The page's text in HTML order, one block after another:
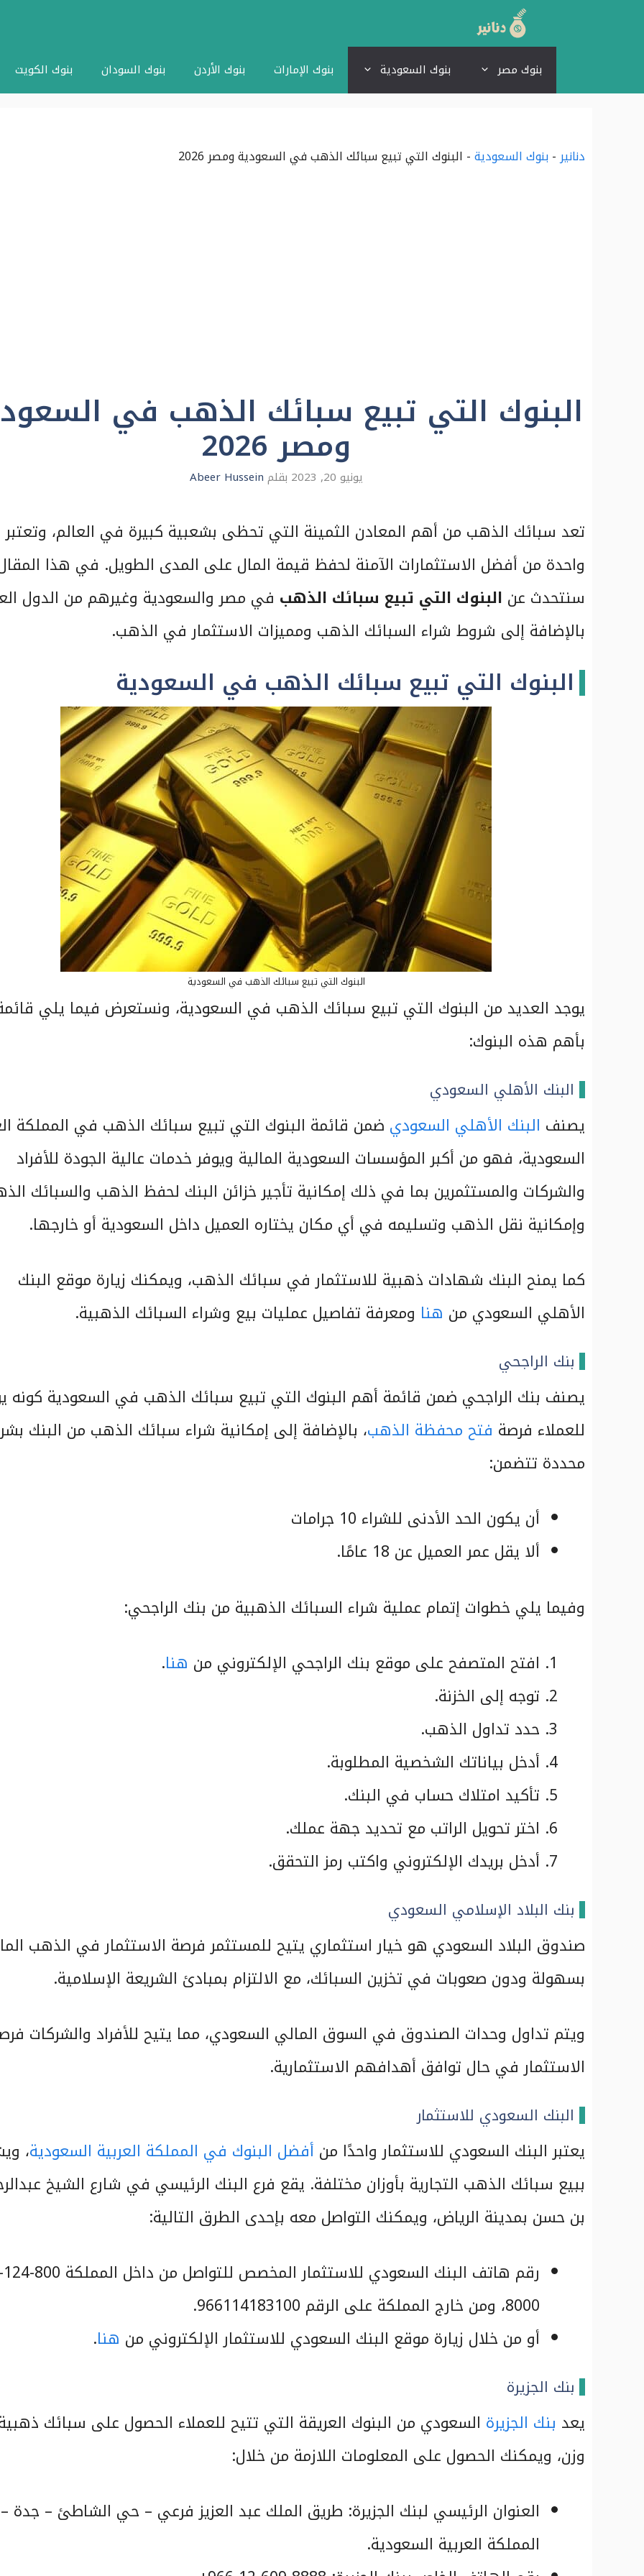
بنوك مصر بنوك السعودية بنوك الإمارات بنوك الأردن بنوك السودان بنوك الكويت
دنانير-بنوك السعودية- البنوك التي تبيع سبائك الذهب في السعودية ومصر 2026
البنوك التي تبيع سبائك الذهب في
ومصر 2026
يونيو 20, 2023 بقلم Abeer Hussein
تعد سبائك الذهب من أهم المعادن الثمينة التي تحظى بشعبية كبيرة في العالم، وتعتبر
واحدة من أفضل الاستثمارات الآمنة لحفظ قيمة المال على المدى الطويل. في هذا
سنتحدث عن البنوك التي تبيع سبائك الذهب في مصر والسعودية وغيرهم من الدول
بالإضافة إلى شروط شراء السبائك الذهب ومميزات الاستثمار في الذهب.
البنوك التي تبيع سبائك الذهب في السعودية
البنوك التي تبيع سبائك الذهب في السعودية
يوجد العديد من البنوك التي تبيع سبائك الذهب في السعودية، ونستعرض فيما يلي
بأهم هذه البنوك:
البنك الأهلي السعودي
يصنف البنك الأهلي السعودي ضمن قائمة البنوك التي تبيع سبائك الذهب في المملكة
السعودية، فهو من أكبر المؤسسات السعودية المالية ويوفر خدمات عالية الجودة للأفراد
والشركات والمستثمرين بما في ذلك إمكانية تأجير خزائن البنك لحفظ الذهب والسبائك
وإمكانية نقل الذهب وتسليمه في أي مكان يختاره العميل داخل السعودية أو خارجها.
كما يمنح البنك شهادات ذهبية للاستثمار في سبائك الذهب، ويمكنك زيارة موقع البنك
الأهلي السعودي من هنا ومعرفة تفاصيل عمليات بيع وشراء السبائك الذهبية.
بنك الراجحي
يصنف بنك الراجحي ضمن قائمة أهم البنوك التي تبيع سبائك الذهب في السعودية كونه
للعملاء فرصة فتح محفظة الذهب، بالإضافة إلى إمكانية شراء سبائك الذهب من البنك
محددة تتضمن:
أن يكون الحد الأدنى للشراء 10 جرامات
ألا يقل عمر العميل عن 18 عامًا.
وفيما يلي خطوات إتمام عملية شراء السبائك الذهبية من بنك الراجحي:
افتح المتصفح على موقع بنك الراجحي الإلكتروني من هنا.
توجه إلى الخزنة.
حدد تداول الذهب.
أدخل بياناتك الشخصية المطلوبة.
تأكيد امتلاك حساب في البنك.
اختر تحويل الراتب مع تحديد جهة عملك.
أدخل بريدك الإلكتروني واكتب رمز التحقق.
بنك البلاد الإسلامي السعودي
صندوق البلاد السعودي هو خيار استثماري يتيح للمستثمر فرصة الاستثمار في الذهب
بسهولة ودون صعوبات في تخزين السبائك، مع الالتزام بمبادئ الشريعة الإسلامية.
ويتم تداول وحدات الصندوق في السوق المالي السعودي، مما يتيح للأفراد والشركات
الاستثمار في حال توافق أهدافهم الاستثمارية.
البنك السعودي للاستثمار
يعتبر البنك السعودي للاستثمار واحدًا من أفضل البنوك في المملكة العربية السعودية،
ببيع سبائك الذهب التجارية بأوزان مختلفة. يقع فرع البنك الرئيسي في شارع الشيخ
بن حسن بمدينة الرياض، ويمكنك التواصل معه بإحدى الطرق التالية:
رقم هاتف البنك السعودي
8000، ومن خارج المملكة على الرقم 966114183100.
أو من خلال زيارة موقع البنك السعودي للاستثمار الإلكتروني من هنا.
بنك الجزيرة
يعد بنك الجزيرة السعودي من البنوك العريقة التي تتيح للعملاء الحصول على سبائك
وزن، ويمكنك الحصول على المعلومات اللازمة من خلال:
العنوان الرئيسي لبنك الجزيرة: طريق الملك عبد العزيز فرعي – حي الشاطئ – جدة –
المملكة العربية السعودية.